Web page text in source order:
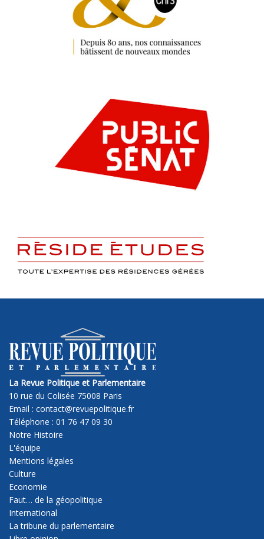
La Revue Politique et Parlementaire
10 rue du Colisée 75008 Paris
Email : contact@revuepolitique.fr
Téléphone : 01 76 47 09 30
Notre Histoire
L'équipe
Mentions légales
Culture
Economie
Faut… de la géopolitique
International
La tribune du parlementaire